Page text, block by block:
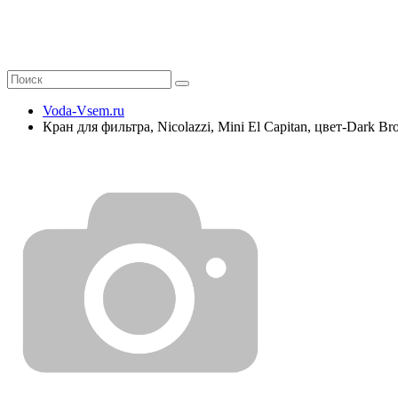
Voda-Vsem.ru
Кран для фильтра, Nicolazzi, Mini El Capitan, цвет-Dark